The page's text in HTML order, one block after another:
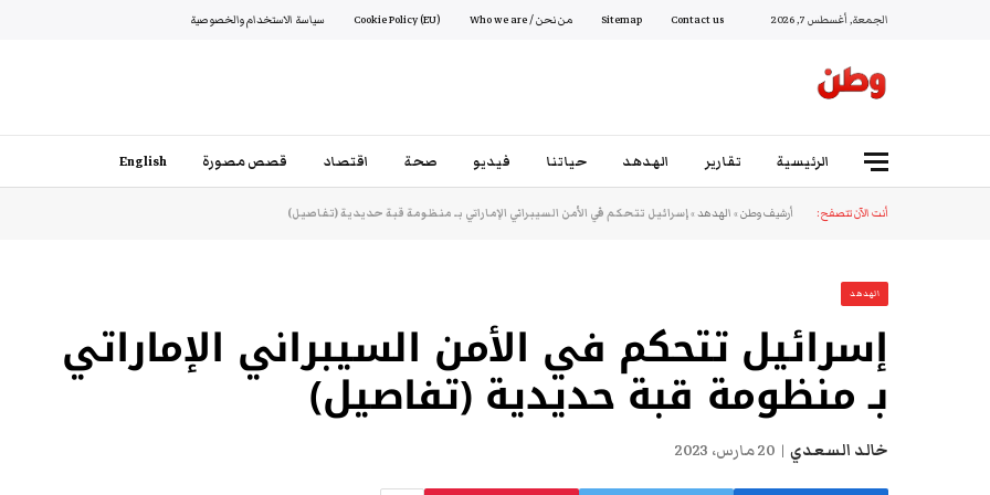
الجمعة, أغسطس 7, 2026 Contact us
Sitemap من نحن / Who we are Cookie Policy (EU) سياسة الاستخدام والخصوصية
الرئيسية تقارير الهدهد حياتنا فيديو صحة اقتصاد قصص مصورة English
أنت الآن تتصفح: أرشيف وطن»الهدهد»إسرائيل تتحكم في الأمن السيبراني الإماراتي بـ منظومة قبة حديدية (تفاصيل)
الهدهد
إسرائيل تتحكم في الأمن السيبراني الإماراتي
بـ منظومة قبة حديدية (تفاصيل)
خالد السعدي 20 مارس، 2023